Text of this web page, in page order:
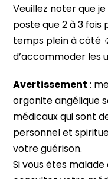
Veuillez noter que
poste que 2 à 3 fois
temps plein à côté
d’accommoder les
Avertissement :
orgonite angélique
médicaux qui sont
personnel et
votre guérison.
Si vous êtes malade